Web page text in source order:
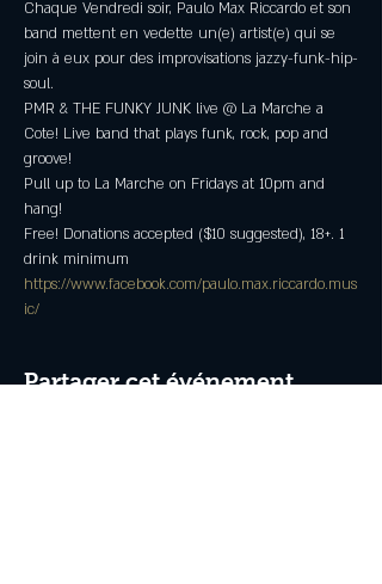
Chaque Vendredi soir, Paulo Max Riccardo et son
band mettent en vedette un(e) artist(e) qui se
join à eux pour des improvisations jazzy-funk-hip-
soul.
PMR & THE FUNKY JUNK live @ La Marche a
Cote! Live band that plays funk, rock, pop and
groove!
Pull up to La Marche on Fridays at 10pm and
hang!
Free! Donations accepted ($10 suggested), 18+. 1
drink minimum
https://www.facebook.com/paulo.max.riccardo.mus
ic/
Partager cet événement